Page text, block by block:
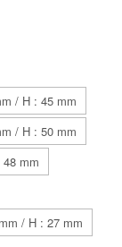
/ H : 45 mm
/ H : 50 mm
mm
/ H : 27 mm